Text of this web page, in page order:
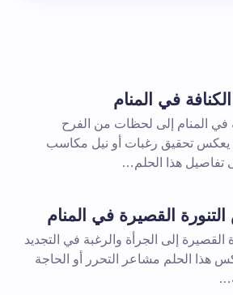
في المنام
في المنام إلى لحظات من الفرح
يعكس تحقيق رغبات أو نيل مكاسب
تفاصيل هذا الحلم…
القصيرة في المنام
إلى الجرأة والرغبة في التجديد
هذا الحلم مشاعر التحرر أو الحاجة